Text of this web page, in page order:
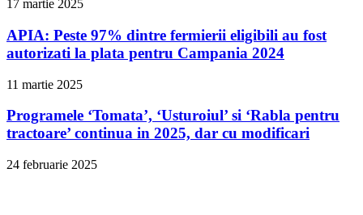
17 martie 2025
APIA: Peste 97% dintre fermierii eligibili au fost
autorizati la plata pentru Campania 2024
11 martie 2025
Programele ‘Tomata’, ‘Usturoiul’ si ‘Rabla pentru
tractoare’ continua in 2025, dar cu modificari
24 februarie 2025